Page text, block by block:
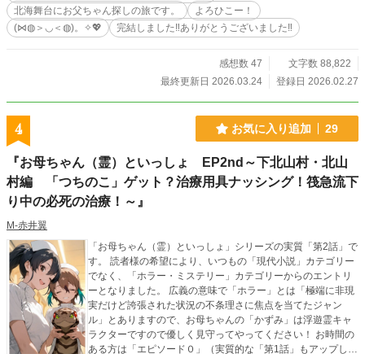
北海舞台にお父ちゃん探しの旅です。
よろひこー！
(⋈◍＞◡＜◍)。✧💖
完結しました‼️ありがとうございました‼
感想数 47
文字数 88,822
最終更新日 2026.03.24
登録日 2026.02.27
4 お気に入り追加 29
『お母ちゃん（霊）といっしょ EP2nd～下北山村・北山
村編 「つちのこ」ゲット？治療用具ナッシング！筏急流下
り中の必死の治療！～』
M‐赤井翼
「お母ちゃん（霊）といっしょ」シリーズの実質「第2話」で
す。 読者様の希望により、いつもの「現代小説」カテゴリー
でなく、「ホラー・ミステリー」カテゴリーからのエントリ
ーとなりました。 広義の意味で「ホラー」とは「極端に非現
実だけど誇張された状況の不条理さに焦点を当てたジャン
ル」とありますので、お母ちゃんの「かずみ」は浮遊霊キャ
ラクターですので優しく見守ってやってください！ お時間の
ある方は「エピソード０」（実質的な「第1話」もアップしま